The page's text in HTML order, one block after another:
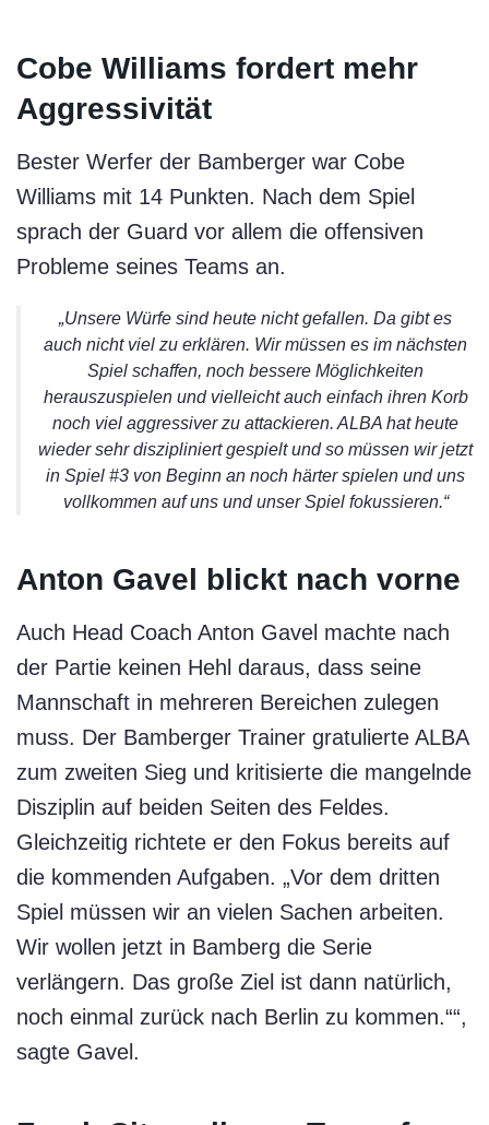
Cobe Williams fordert mehr
Aggressivität
Bester Werfer der Bamberger war Cobe
Williams mit 14 Punkten. Nach dem Spiel
sprach der Guard vor allem die offensiven
Probleme seines Teams an.
„Unsere Würfe sind heute nicht gefallen. Da gibt es
auch nicht viel zu erklären. Wir müssen es im nächsten
Spiel schaffen, noch bessere Möglichkeiten
herauszuspielen und vielleicht auch einfach ihren Korb
noch viel aggressiver zu attackieren. ALBA hat heute
wieder sehr diszipliniert gespielt und so müssen wir jetzt
in Spiel #3 von Beginn an noch härter spielen und uns
vollkommen auf uns und unser Spiel fokussieren.“
Anton Gavel blickt nach vorne
Auch Head Coach Anton Gavel machte nach
der Partie keinen Hehl daraus, dass seine
Mannschaft in mehreren Bereichen zulegen
muss. Der Bamberger Trainer gratulierte ALBA
zum zweiten Sieg und kritisierte die mangelnde
Disziplin auf beiden Seiten des Feldes.
Gleichzeitig richtete er den Fokus bereits auf
die kommenden Aufgaben. „Vor dem dritten
Spiel müssen wir an vielen Sachen arbeiten.
Wir wollen jetzt in Bamberg die Serie
verlängern. Das große Ziel ist dann natürlich,
noch einmal zurück nach Berlin zu kommen.““,
sagte Gavel.